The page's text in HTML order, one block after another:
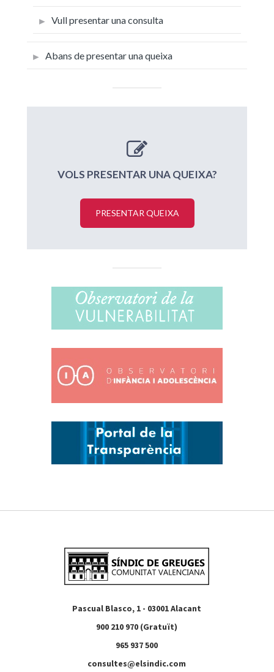
Vull presentar una consulta
Abans de presentar una queixa
VOLS PRESENTAR UNA QUEIXA?
PRESENTAR QUEIXA
Pascual Blasco, 1 - 03001 Alacant
900 210 970 (Gratuït)
965 937 500
consultes@elsindic.com